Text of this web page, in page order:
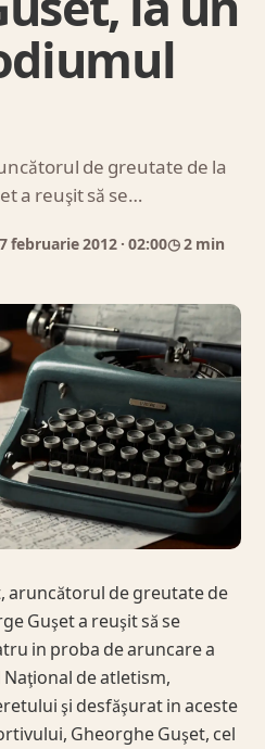
de greutate de la
a reuşit să se…
februarie 2012 · 02:00◷ 2 min
aruncătorul de greutate de
Guşet a reuşit să se
in proba de aruncare a
de atletism,
şi desfăşurat in aceste
Gheorghe Guşet, cel